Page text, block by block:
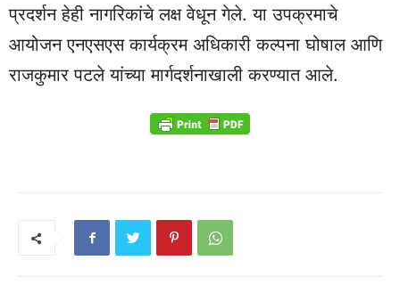
प्रदर्शन हेही नागरिकांचे लक्ष वेधून गेले. या उपक्रमाचे
आयोजन एनएसएस कार्यक्रम अधिकारी कल्पना घोषाल आणि
राजकुमार पटले यांच्या मार्गदर्शनाखाली करण्यात आले.